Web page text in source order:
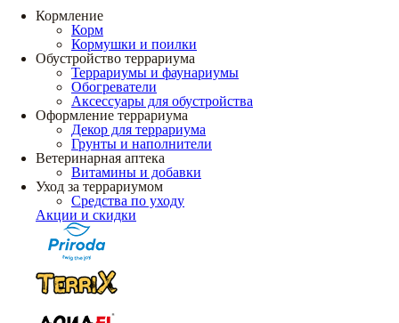
Кормление
Корм
Кормушки и поилки
Обустройство террариума
Террариумы и фаунариумы
Обогреватели
Аксессуары для обустройства
Оформление террариума
Декор для террариума
Грунты и наполнители
Ветеринарная аптека
Витамины и добавки
Уход за террариумом
Средства по уходу
Акции и скидки